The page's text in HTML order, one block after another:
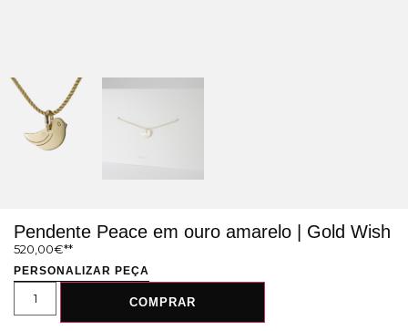
Pendente Peace em ouro amarelo | Gold Wish
520,00€
PERSONALIZAR PEÇA
COMPRAR